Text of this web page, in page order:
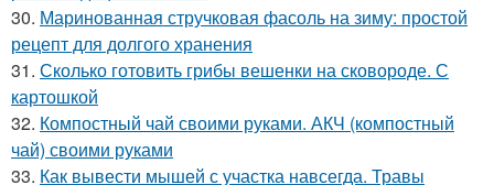
30. Маринованная стручковая фасоль на зиму: простой
рецепт для долгого хранения
31. Сколько готовить грибы вешенки на сковороде. С
картошкой
32. Компостный чай своими руками. АКЧ (компостный
чай) своими руками
33. Как вывести мышей с участка навсегда. Травы